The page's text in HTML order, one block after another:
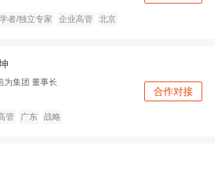
者/独立专家 企业高管 北京
为集团 董事长
管 广东 战略
合作对接